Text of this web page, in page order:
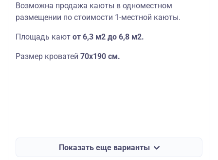
Возможна продажа каюты в одноместном
размещении по стоимости 1-местной каюты.
Площадь кают от 6,3 м2 до 6,8 м2.
Размер кроватей 70х190 см.
Показать еще варианты